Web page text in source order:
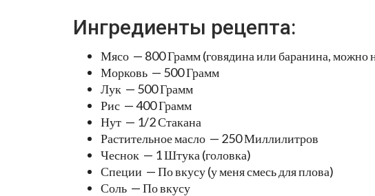
Ингредиенты рецепта:
Мясо — 800 Грамм (говядина или баранина, можно
Морковь — 500 Грамм
Лук — 500 Грамм
Рис — 400 Грамм
Нут — 1/2 Стакана
Растительное масло — 250 Миллилитров
Чеснок — 1 Штука (головка)
Специи — По вкусу (у меня смесь для плова)
Соль — По вкусу